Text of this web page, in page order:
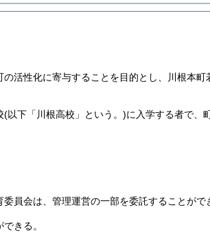
活性化に寄与することを目的とし、川根本町
(以下「川根高校」という。)に入学する者で、
委員会は、管理運営の一部を委託することがで
きる。